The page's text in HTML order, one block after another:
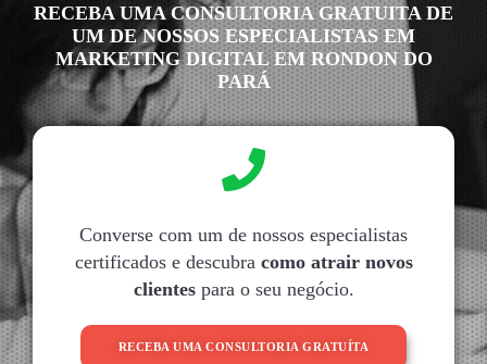
RECEBA UMA CONSULTORIA GRATUITA DE
UM DE NOSSOS ESPECIALISTAS EM
MARKETING DIGITAL EM RONDON DO
PARÁ
Converse com um de nossos especialistas
certificados e descubra como atrair novos
clientespara o seu negócio.
RECEBA UMA CONSULTORIA GRATUÍTA